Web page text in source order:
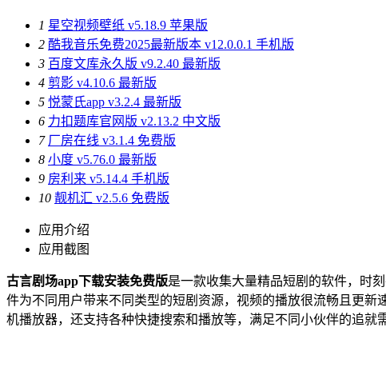
1 星空视频壁纸 v5.18.9 苹果版
2 酷我音乐免费2025最新版本 v12.0.0.1 手机版
3 百度文库永久版 v9.2.40 最新版
4 剪影 v4.10.6 最新版
5 悦蒙氏app v3.2.4 最新版
6 力扣题库官网版 v2.13.2 中文版
7 厂房在线 v3.1.4 免费版
8 小度 v5.76.0 最新版
9 房利来 v5.14.4 手机版
10 靓机汇 v2.5.6 免费版
应用介绍
应用截图
古言剧场app下载安装免费版是一款收集大量精品短剧的软件，时
件为不同用户带来不同类型的短剧资源，视频的播放很流畅且更
机播放器，还支持各种快捷搜索和播放等，满足不同小伙伴的追就